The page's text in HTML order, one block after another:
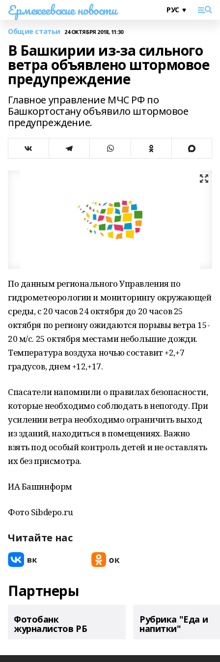
Ермекеевские новости
Общие статьи 24 ОКТЯБРЯ 2018, 11:30
В Башкирии из-за сильного
ветра объявлено штормовое
предупреждение
Главное управление МЧС РФ по
Башкортостану объявило штормовое
предупреждение.
По данным регионального Управления по
гидрометеорологии и мониторингу окружающей
среды, с 20 часов 24 октября до 20 часов 25
октября по региону ожидаются порывы ветра 15-
20 м/с. 25 октября местами небольшие дожди.
Температура воздуха ночью составит +2,+7
градусов, днем +12,+17.
Спасатели напомнили о правилах безопасности,
которые необходимо соблюдать в непогоду. При
усилении ветра необходимо ограничить выход
из зданий, находиться в помещениях. Важно
взять под особый контроль детей и не оставлять
их без присмотра.
ИА Башинформ
Фото Sibdepo.ru
Читайте нас
Партнеры
Фотобанк
журналистов РБ
Рубрика "Еда и
напитки"